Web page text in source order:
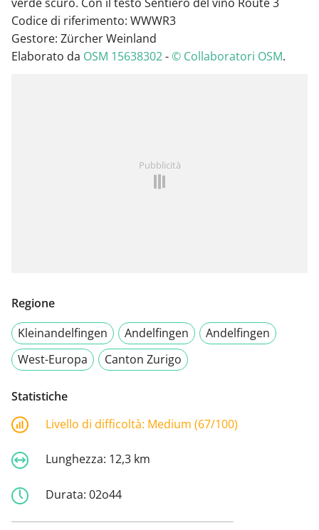
Codice di riferimento: WWWR3
Gestore: Zürcher Weinland
Elaborato da OSM 15638302-© Collaboratori OSM.
Pubblicità
Regione
Kleinandelfingen
Andelfingen
Andelfingen
West-Europa
Canton Zurigo
Statistiche
Livello di difficoltà: Medium (67/100)
Lunghezza: 12,3 km
Durata: 02o44